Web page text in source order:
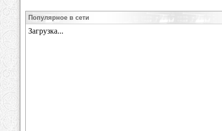
Популярное в сети